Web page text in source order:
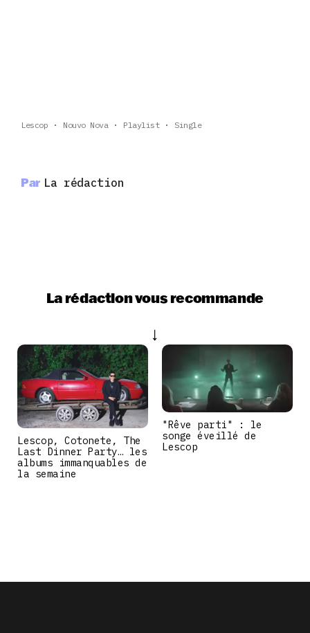
Lescop Nouvo Nova Playlist Single
Par La rédaction
La rédaction vous recommande
Lescop, Cotonete, The
Last Dinner Party… les
albums immanquables de
la semaine
"Rêve parti" : le
songe éveillé de
Lescop